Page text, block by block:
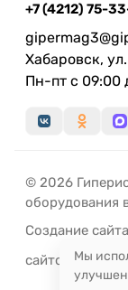
+7 (4212) 75-
Хабаровск,
Пн-пт с 09:00
© 2026
оборудования
Создание сайта
сайтов
-РЭД
Мы